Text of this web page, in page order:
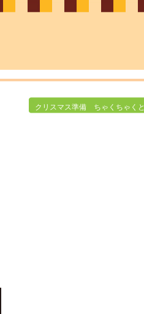
クリスマス準備 ちゃくちゃくと